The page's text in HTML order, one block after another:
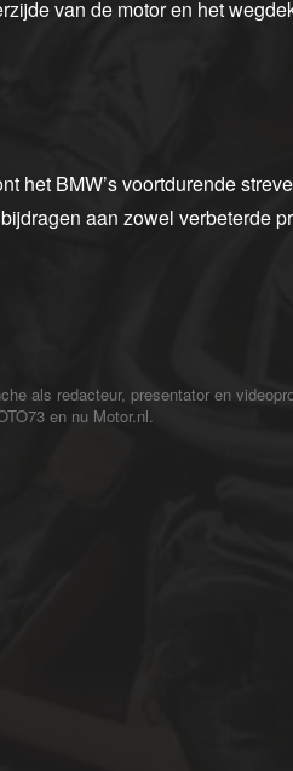
van de motor en het
het BMW’s voortdurende
aan zowel verbeterde
als redacteur, presentator en
en nu Motor.nl.